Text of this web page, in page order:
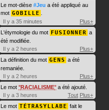
Le mot-dièse #Jeu a été appliqué au
mot GOBILLE
Il y a 35 minutes
Plus+
L'étymologie du mot FUSIONNER a
été modifiée.
Il y a 2 heures
Plus+
La définition du mot GENS a été
remaniée.
Il y a 2 heures
Plus+
Le mot RACIALISME a été ajouté.
Il y a 3 heures
Tout Plus+
Le mot TÉTRASYLLABE fait le